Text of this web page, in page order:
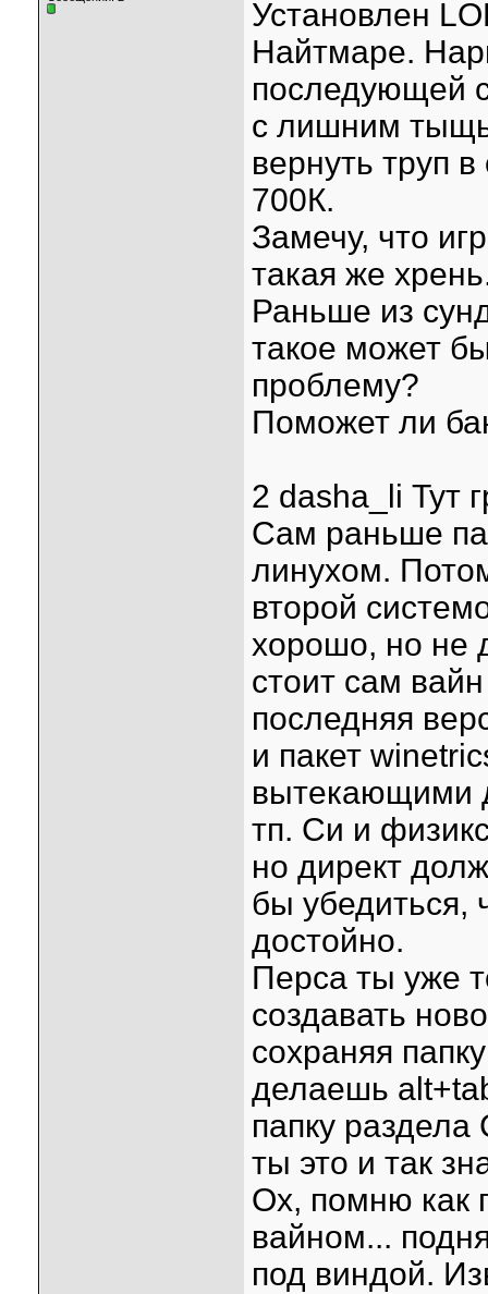
Установлен
Найтмаре.
последующей
с лишним
вернуть труп
700К.
Замечу, что
такая же
Раньше из
такое может
проблему?
Поможет ли
2 dasha_li Тут
Сам раньше
линухом.
второй
хорошо, но не
стоит сам
последняя
и пакет
вытекающими
тп. Си и
но директ
бы убедиться,
достойно.
Перса ты уже
создавать
сохраняя
делаешь
папку
ты это и так
Ох, помню как
вайном...
под виндой.